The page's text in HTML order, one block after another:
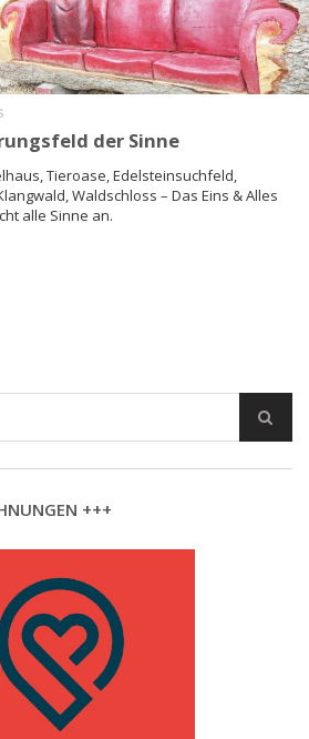
der Sinne
Tieroase, Edelsteinsuchfeld,
Waldschloss – Das Eins & Alles
alle Sinne an.
+++